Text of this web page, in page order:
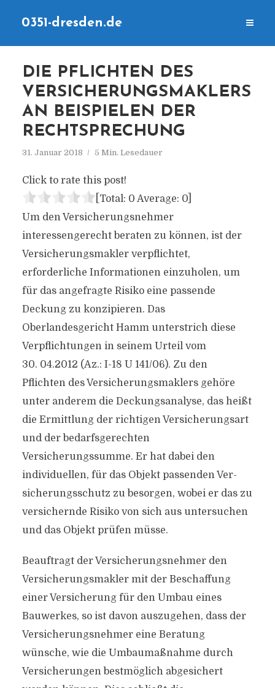
0351-dresden.de
DIE PFLICHTEN DES
VERSICHERUNGSMAKLERS
AN BEISPIELEN DER
RECHTSPRECHUNG
31. Januar 2018 5 Min. Lesedauer
Click to rate this post!
[Total: 0 Average: 0]
Um den Versicherungsnehmer
interessengerecht beraten zu können, ist der
Versicherungsmakler verpflichtet,
erforderliche Informationen einzuholen, um
für das angefragte Risiko eine passende
Deckung zu konzipieren. Das
Oberlandesgericht Hamm unterstrich diese
Verpflichtungen in seinem Urteil vom
30. 04.2012 (Az.: I-18 U 141/06). Zu den
Pflichten des Versicherungsmaklers gehöre
unter anderem die Deckungsanalyse, das heißt
die Ermittlung der richtigen Ver­sicherungsart
und der bedarfsgerechten
Versicherungssumme. Er hat dabei den
individuellen, für das Objekt passenden Ver­
sicherungsschutz zu besorgen, wobei er das zu
versichernde Risiko von sich aus untersuchen
und das Objekt prüfen müsse.
Beauftragt der Versicherungsnehmer den
Versicherungsmakler mit der Beschaffung
einer Versicherung für den Umbau eines
Bauwerkes, so ist davon auszugehen, dass der
Versicherungs­nehmer eine Beratung
wünsche, wie die Umbaumaßnahme durch
Versicherungen bestmöglich abgesichert